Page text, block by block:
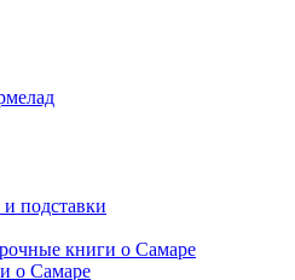
подставки
книги о Самаре
о Самаре